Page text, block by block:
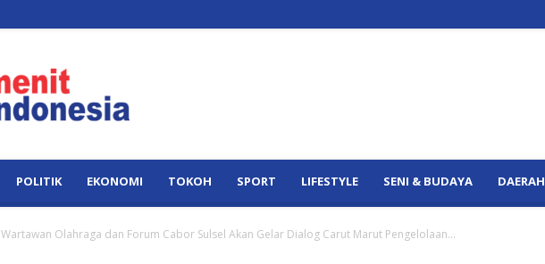
Indonesia
POLITIK EKONOMI TOKOH SPORT LIFESTYLE SENI & BUDAYA DAERAH
Wartawan Olahraga dan Forum Cabor Sulsel Akan Gelar Dialog Carut Marut Pengelolaan...